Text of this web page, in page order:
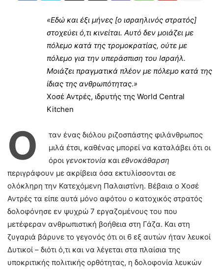
«Εδώ και έξι μήνες [ο ισραηλινός στρατός]
στοχεύει ό,τι κινείται. Αυτό δεν μοιάζει με
πόλεμο κατά της τρομοκρατίας, ούτε με
πόλεμο για την υπεράσπιση του Ισραήλ.
Μοιάζει πραγματικά πλέον με πόλεμο κατά της
ίδιας της ανθρωπότητας.»
Χοσέ Αντρές, ιδρυτής της World Central
Kitchen
Ό
ταν ένας διόλου ριζοσπάστης φιλάνθρωπος
μιλά έτσι, καθένας μπορεί να καταλάβει ότι οι
όροι γενοκτονία και εθνοκάθαρση
περιγράφουν με ακρίβεια όσα εκτυλίσσονται σε
ολόκληρη την Κατεχόμενη Παλαιστίνη. Βέβαια ο Χοσέ
Αντρές τα είπε αυτά μόνο αφότου ο κατοχικός στρατός
δολοφόνησε εν ψυχρώ 7 εργαζομένους του που
μετέφεραν ανθρωπιστική βοήθεια στη Γάζα. Και στη
ζυγαριά βάρυνε το γεγονός ότι οι 6 εξ αυτών ήταν λευκοί
Δυτικοί – διότι ό,τι και να λέγεται στα πλαίσια της
υποκριτικής πολιτικής ορθότητας, η δολοφονία λευκών